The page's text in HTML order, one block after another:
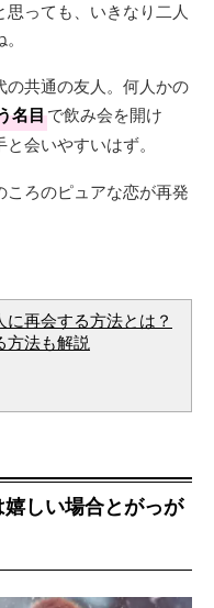
っても、いきなり二人
の共通の友人。何人かの
名目で飲み会を開け
会いやすいはず。
ろのピュアな恋が再発
再会する方法とは？
方法も解説
しい場合とがっが